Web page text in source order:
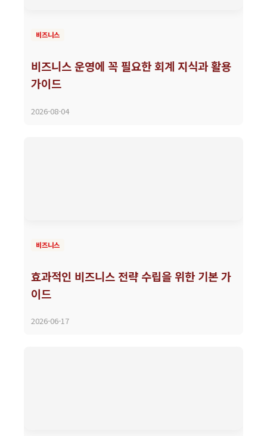
비즈니스
비즈니스 운영에 꼭 필요한 회계 지식과 활용
가이드
2026-08-04
비즈니스
효과적인 비즈니스 전략 수립을 위한 기본 가
이드
2026-06-17